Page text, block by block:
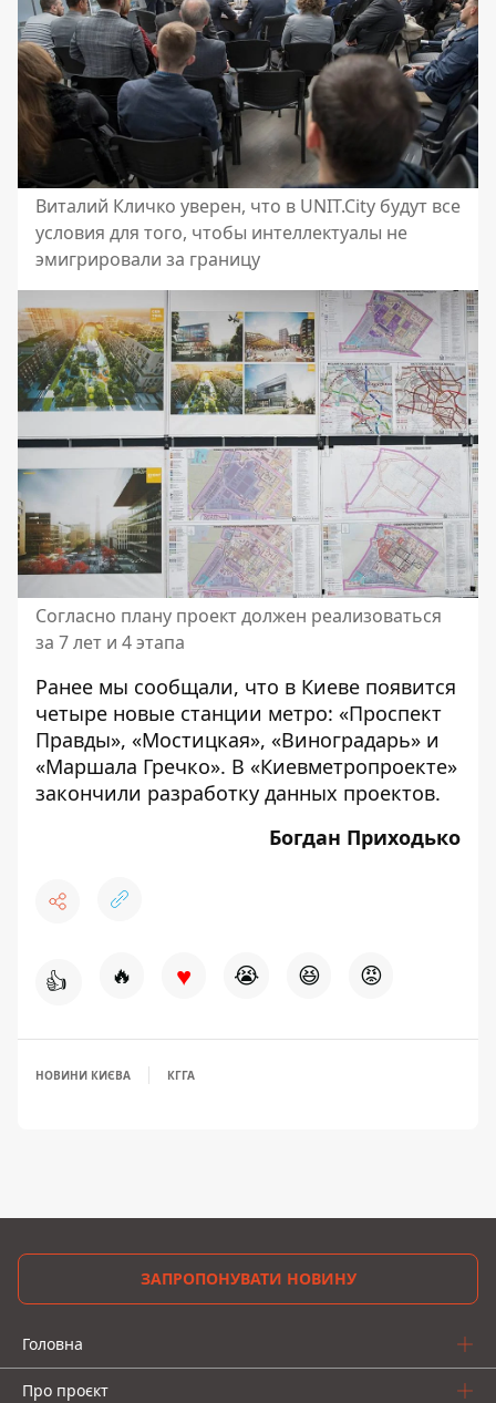
Виталий Кличко уверен, что в UNIT.City будут все
условия для того, чтобы интеллектуалы не
эмигрировали за границу
Согласно плану проект должен реализоваться
за 7 лет и 4 этапа
Ранее мы сообщали, что в Киеве появится
четыре новые станции метро: «Проспект
Правды», «Мостицкая», «Виноградарь» и
«Маршала Гречко». В «Киевметропроекте»
закончили разработку данных проектов.
Богдан Приходько
👍 🔥 ♥ 😭 😆 😡
НОВИНИ КИЄВА КГГА
ЗАПРОПОНУВАТИ НОВИНУ
Головна
Про проєкт